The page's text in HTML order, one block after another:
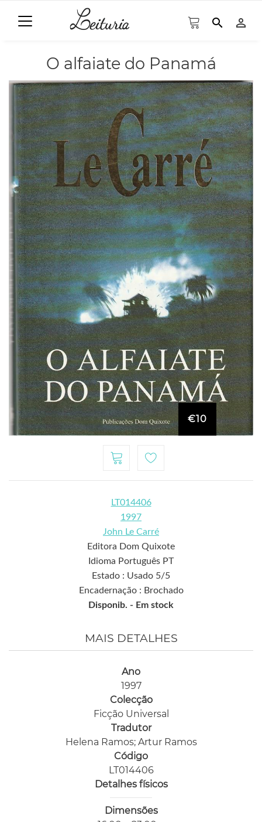
search person_outline
O alfaiate do Panamá
€10
LT014406
1997
John Le Carré
Editora Dom Quixote
Idioma Português PT
Estado : Usado 5/5
Encadernação : Brochado
Disponib. - Em stock
MAIS DETALHES
Ano
1997
Colecção
Ficção Universal
Tradutor
Helena Ramos; Artur Ramos
Código
LT014406
Detalhes físicos
Dimensões